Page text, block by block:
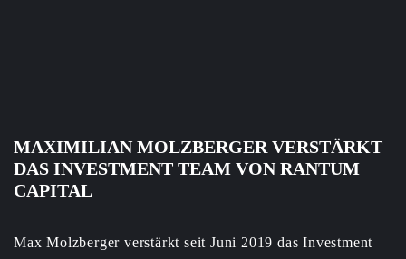
MAXIMILIAN MOLZBERGER VERSTÄRKT
DAS INVESTMENT TEAM VON RANTUM
CAPITAL
Max Molzberger verstärkt seit Juni 2019 das Investment